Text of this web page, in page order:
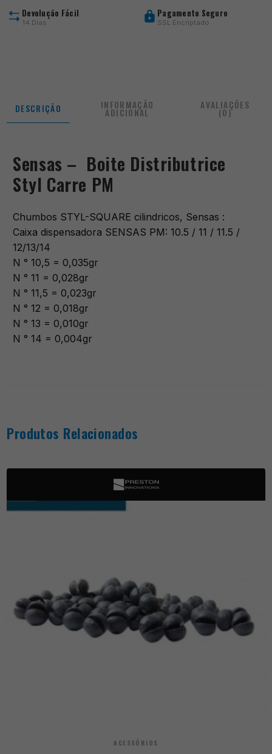
Devolução Fácil
14 Dias
Pagamento Seguro
SSL Encriptado
DESCRIÇÃO INFORMAÇÃO
ADICIONAL
AVALIAÇÕES
(0)
Sensas – Boite Distributrice
Styl Carre PM
Chumbos STYL-SQUARE cilindricos, Sensas :
Caixa dispensadora SENSAS PM: 10.5 / 11 / 11.5 /
12/13/14
N ° 10,5 = 0,035gr
N ° 11 = 0,028gr
N ° 11,5 = 0,023gr
N ° 12 = 0,018gr
N ° 13 = 0,010gr
N ° 14 = 0,004gr
Produtos Relacionados
ACESSÓRIOS